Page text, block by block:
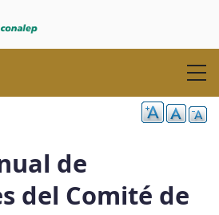
de
del Comité de